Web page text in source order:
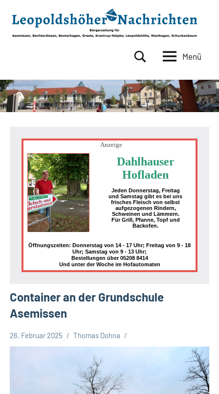
Inhalt
springen
Nachrichten
Asemissen,
Bechterdissen,
Bexterhagen,
Leopoldshöhe,
Nienhagen,
Schuckenbaum
Menü
Anzeige
Dahlhauser
Hofladen
Jeden Donnerstag, Freitag
und Samstag gibt es bei uns
frisches Fleisch von selbst
aufgezogenen Rindern,
Schweinen und Lämmern.
Für Grill, Pfanne, Topf und
Backofen.
Öffnungszeiten: Donnerstag von 14 - 17 Uhr; Freitag von 9 - 18
Uhr; Samstag von 9 - 13 Uhr;
Bestellungen über 05208 8414
Und unter der Woche im Hofautomaten
Container an der Grundschule
Asemissen
26. Februar 2025 Thomas Dohna